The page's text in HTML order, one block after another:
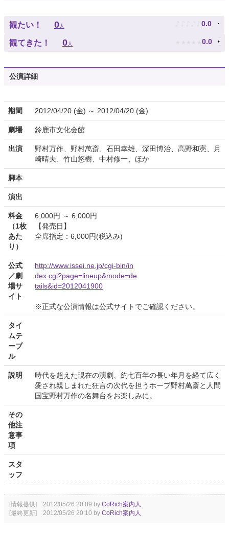
観たい！ 0人 ♪ ♪ ♪ ♪ ♪ 0.0
観てきた！ 0人 ★ ★ ★ ★ ★ 0.0
公演詳細
期間 2012/04/20 (金) ～ 2012/04/20 (金)
劇場 鈴鹿市文化会館
出演
野村万作、野村萬斎、石田幸雄、深田博治、高野和憲、月
崎晴夫、竹山悠樹、中村修一、ほか
脚本
演出
料金
（1枚
あた
り）
6,000円 ～ 6,000円
【発売日】
全席指定：6,000円(税込み)
公式
／劇
場サ
イト
http://www.issei.ne.jp/cgi-bin/in
dex.cgi?page=lineup&mode=de
tails&id=2012041900
※正式な公演情報は公式サイトでご確認ください。
タイ
ムテ
ーブ
ル
説明
時代を超えた現在の演劇、約七百年の長い年月を経て広く
愛され親しまれた狂言の次代を担うホープ野村萬斎と人間
国宝野村万作の名舞台をお楽しみに。
その
他注
意事
項
スタ
ッフ
[情報提供] 2012/05/26 20:09 by CoRich案内人
[最終更新] 2012/05/26 20:10 by CoRich案内人